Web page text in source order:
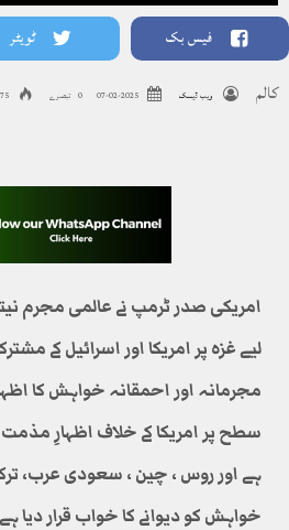
فیس بک ٹویٹر
کالم ویب ڈیسک 2025-02-07 0 تبصرے 175
امریکی صدر ٹرمپ نے عالمی مجرم
لیے غزہ پر امریکا اور اسرائیل کے
مجرمانہ اور احمقانہ خواہش کا
سطح پر امریکا کے خلاف اظہارِ
ہے اور روس ، چین ، سعودی عرب،
خواہش کو دیوانے کا خواب قرار دیا